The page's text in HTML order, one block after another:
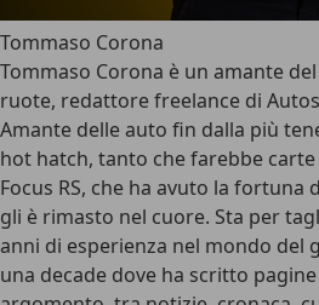
Tommaso Corona
Tommaso Corona è un amante
ruote, redattore freelance di
Amante delle auto fin dalla più
hot hatch, tanto che farebbe
Focus RS, che ha avuto la
gli è rimasto nel cuore. Sta per
anni di esperienza nel mondo del
una decade dove ha scritto